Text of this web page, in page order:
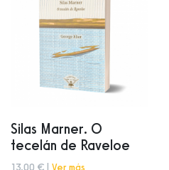
Silas Marner. O
tecelán de Raveloe
13,00 € | Ver más